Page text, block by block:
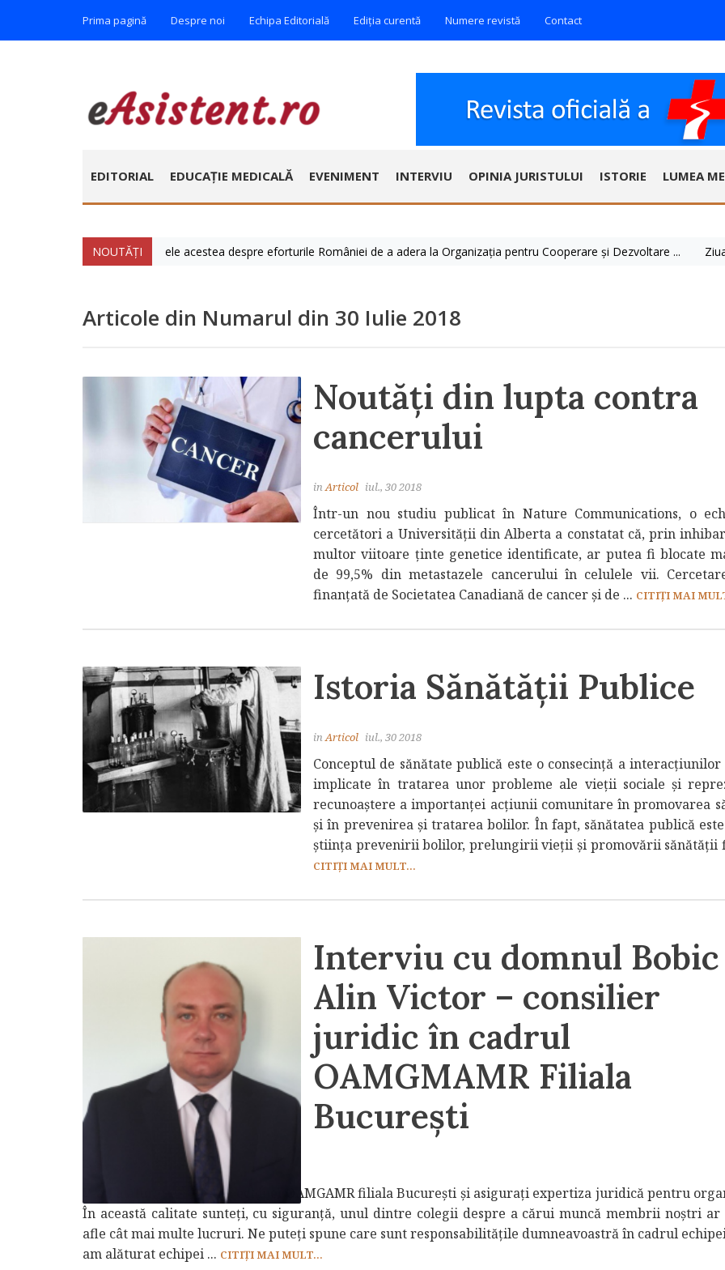
Prima pagină Despre noi Echipa Editorială Ediția curentă Numere revistă Contact
EDITORIAL EDUCAȚIE MEDICALĂ EVENIMENT INTERVIU OPINIA JURISTULUI ISTORIE LUMEA
NOUTĂȚI
Vorbim foarte mult zilele acestea despre eforturile României de a adera la Organizația pentru Cooperare și Dezvoltare ... Ziua
Articole din Numarul din 30 Iulie 2018
Noutăți din lupta contra
cancerului
inArticol iul., 30 2018
Într-un nou studiu publicat în Nature Communications, o
cercetători a Universității din Alberta a constatat că, prin
multor viitoare ținte genetice identificate, ar putea fi blocate
de 99,5% din metastazele cancerului în celulele vii.
finanțată de Societatea Canadiană de cancer și de ... CITIȚI MAI
Istoria Sănătății Publice
inArticol iul., 30 2018
Conceptul de sănătate publică este o consecință a interacțiunilor
implicate în tratarea unor probleme ale vieții sociale și
recunoaștere a importanței acțiunii comunitare în promovarea
și în prevenirea și tratarea bolilor. În fapt, sănătatea publică
știința prevenirii bolilor, prelungirii vieții și promovării sănătății
CITIȚI MAI MULT...
Interviu cu domnul Bobic
Alin Victor – consilier
juridic în cadrul
OAMGMAMR Filiala
București
iul., 30 2018
V-ați alăturat de curând echipei OAMGAMR filiala București și asigurați expertiza juridică pentru
În această calitate sunteţi, cu siguranță, unul dintre colegii despre a cărui muncă membrii noștri ar
afle cât mai multe lucruri. Ne puteţi spune care sunt responsabilităţile dumneavoastră în cadrul
am alăturat echipei ... CITIȚI MAI MULT...